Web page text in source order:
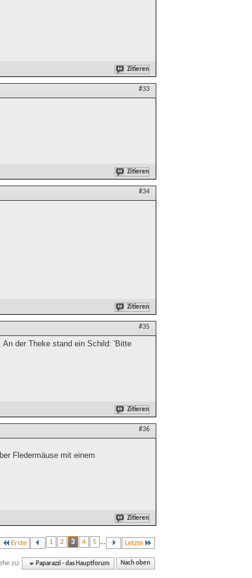
Zitieren
#33
Zitieren
#34
Zitieren
#35
der Theke stand ein Schild: 'Bitte
Zitieren
#36
Fledermäuse mit einem
Zitieren
Erste 1 2 3 4 5 ... Letzte
zu: Paparazzi - das Hauptforum Nach oben